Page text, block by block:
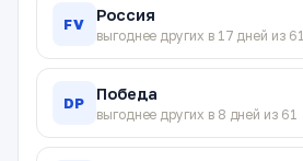
FV Россия
выгоднее других в 17 дней из 61
DP Победа
выгоднее других в 8 дней из 61